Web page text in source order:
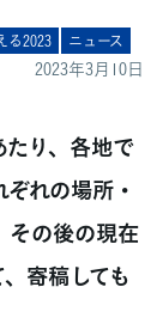
る2023 ニュース
2023年3月10日
り、各地で
れの場所・
その後の現在
寄稿しても